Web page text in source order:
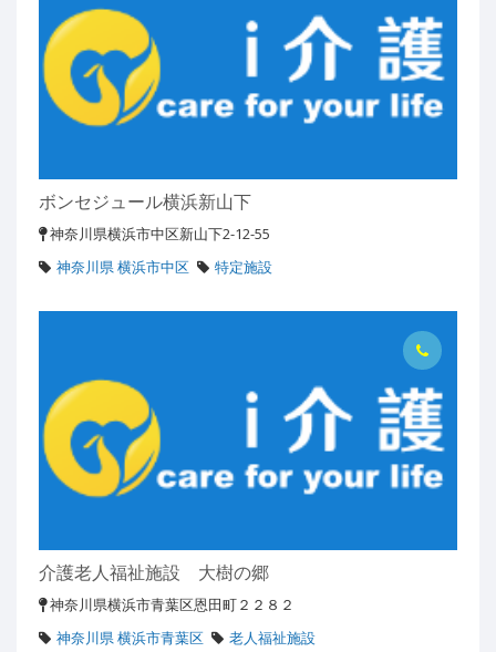
ボンセジュール横浜新山下
神奈川県横浜市中区新山下2-12-55
神奈川県 横浜市中区
特定施設
介護老人福祉施設 大樹の郷
神奈川県横浜市青葉区恩田町２２８２
神奈川県 横浜市青葉区
老人福祉施設